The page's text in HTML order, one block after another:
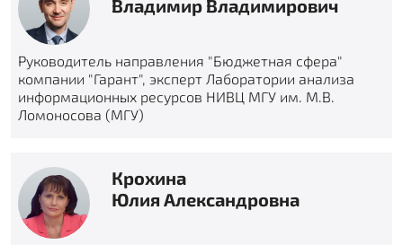
Владимир Владимирович
Руководитель направления "Бюджетная сфера"
компании "Гарант", эксперт Лаборатории анализа
информационных ресурсов НИВЦ МГУ им. М.В.
Ломоносова (МГУ)
Крохина
Юлия Александровна